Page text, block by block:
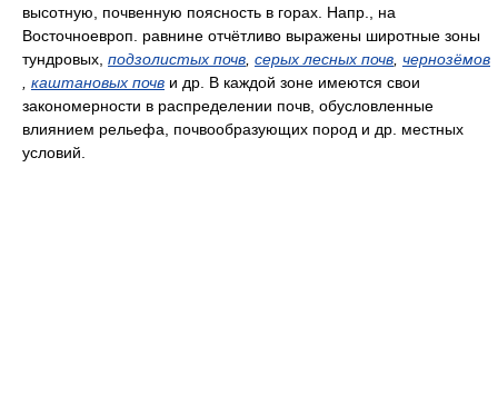
высотную, почвенную поясность в горах. Напр., на
Восточноевроп. равнине отчётливо выражены широтные зоны
тундровых, подзолистых почв серых лесных почв чернозёмов
каштановых почв и др. В каждой зоне имеются свои
закономерности в распределении почв, обусловленные
влиянием рельефа, почвообразующих пород и др. местных
условий.